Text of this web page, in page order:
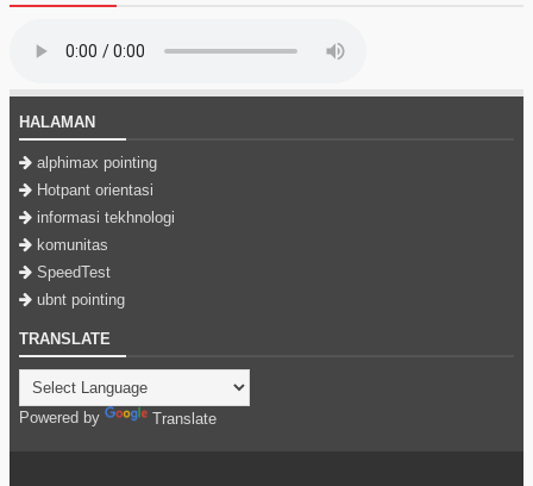
HALAMAN
alphimax pointing
Hotpant orientasi
informasi tekhnologi
komunitas
SpeedTest
ubnt pointing
TRANSLATE
Powered by Translate